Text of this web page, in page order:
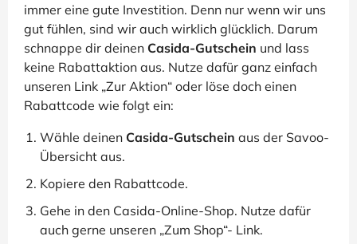
immer eine gute Investition. Denn nur wenn wir uns
gut fühlen, sind wir auch wirklich glücklich. Darum
schnappe dir deinen Casida-Gutschein und lass
keine Rabattaktion aus. Nutze dafür ganz einfach
unseren Link „Zur Aktion“ oder löse doch einen
Rabattcode wie folgt ein:
Wähle deinen Casida-Gutschein aus der Savoo-
Übersicht aus.
Kopiere den Rabattcode.
Gehe in den Casida-Online-Shop. Nutze dafür
auch gerne unseren „Zum Shop“- Link.